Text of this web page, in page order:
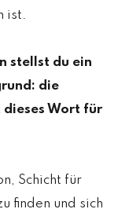
ist.
stellst du ein
die
dieses Wort für
Schicht für
finden und sich